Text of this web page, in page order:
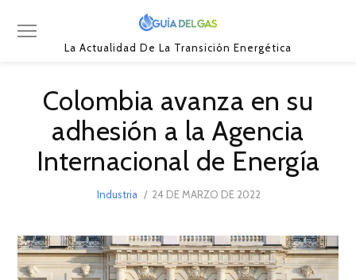
La Actualidad De La Transición Energética
Colombia avanza en su
adhesión a la Agencia
Internacional de Energía
Industria
POSTED
24 DE MARZO DE 2022
DE
2022